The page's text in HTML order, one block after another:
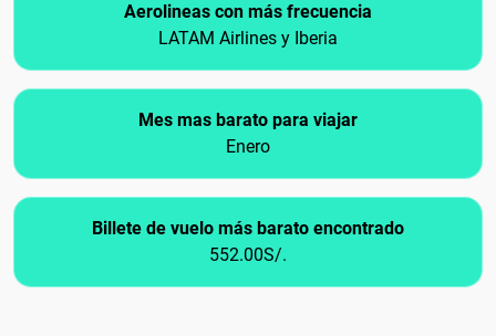
Aerolineas con más frecuencia
LATAM Airlines y Iberia
Mes mas barato para viajar
Enero
Billete de vuelo más barato encontrado
552.00S/.